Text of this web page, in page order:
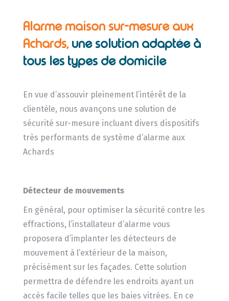
Alarme maison sur-mesure aux
Achards, une solution adaptée à
tous les types de domicile
En vue d’assouvir pleinement l’intérêt de la
clientèle, nous avançons une solution de
sécurité sur-mesure incluant divers dispositifs
très performants de système d’alarme aux
Achards
Détecteur de mouvements
En général, pour optimiser la sécurité contre les
effractions, l’installateur d’alarme vous
proposera d’implanter les détecteurs de
mouvement à l’extérieur de la maison,
précisément sur les façades. Cette solution
permettra de défendre les endroits ayant un
accès facile telles que les baies vitrées. En ce